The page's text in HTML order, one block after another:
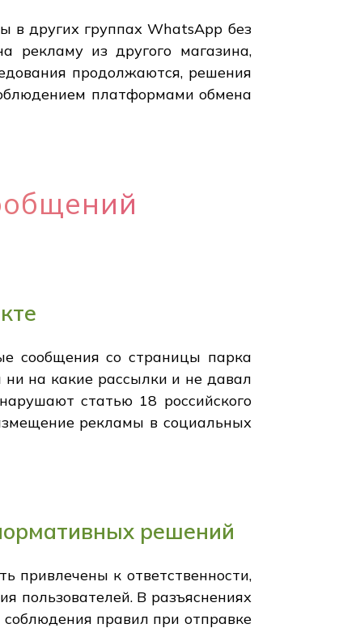
других группах WhatsApp без
рекламу из другого магазина,
продолжаются, решения
платформами обмена
сообщения со страницы парка
ни на какие рассылки и не давал
статью 18 российского
рекламы в социальных
решений
привлечены к ответственности,
пользователей. В разъяснениях
соблюдения правил при отправке